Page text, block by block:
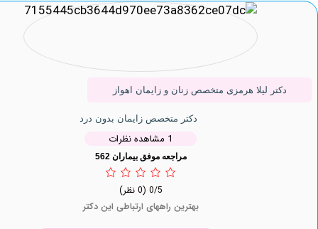
لیلا هرمزی متخصص زنان و زایمان اهواز
دکتر متخصص زایمان بدون درد
مراجعه موفق بیماران 562
بهترین راههای ارتباطی این دکتر